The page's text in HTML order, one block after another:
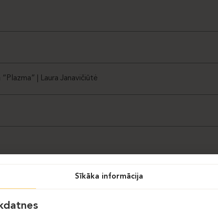
| Laura Janavičiūtė
Sīkāka informācija